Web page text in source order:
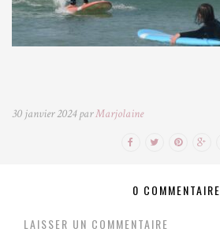
30 janvier 2024 parMarjolaine
0 COMMENTAIRE
LAISSER UN COMMENTAIRE